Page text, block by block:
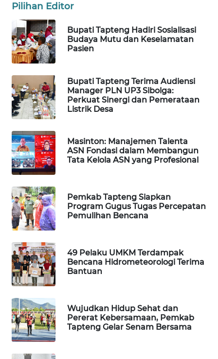
Pilihan Editor
Bupati Tapteng Hadiri Sosialisasi
Budaya Mutu dan Keselamatan
Pasien
Bupati Tapteng Terima Audiensi
Manager PLN UP3 Sibolga:
Perkuat Sinergi dan Pemerataan
Listrik Desa
Masinton: Manajemen Talenta
ASN Fondasi dalam Membangun
Tata Kelola ASN yang Profesional
Pemkab Tapteng Siapkan
Program Gugus Tugas Percepatan
Pemulihan Bencana
49 Pelaku UMKM Terdampak
Bencana Hidrometeorologi Terima
Bantuan
Wujudkan Hidup Sehat dan
Pererat Kebersamaan, Pemkab
Tapteng Gelar Senam Bersama
PORTAL
KONSUMEN
FORWAMKI
ALPERKLINAS
FORJASIDA
TAMBANG
NEWS
SITUNGIR
SIDIKALANG
NEWS
SIBARAGAS
NEWS
METRO
NEWS
METRO
MEDAN